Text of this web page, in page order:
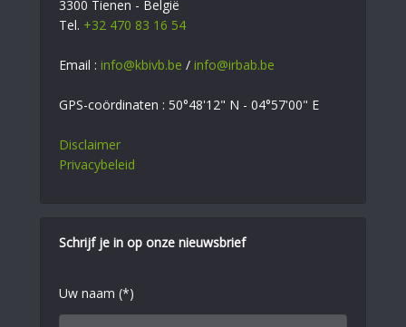
3300 Tienen - België
Tel. +32 470 83 16 54
Email : info@kbivb.be / info@irbab.be
GPS-coördinaten : 50°48'12" N - 04°57'00" E
Disclaimer
Privacybeleid
Schrijf je in op onze nieuwsbrief
Uw naam (*)